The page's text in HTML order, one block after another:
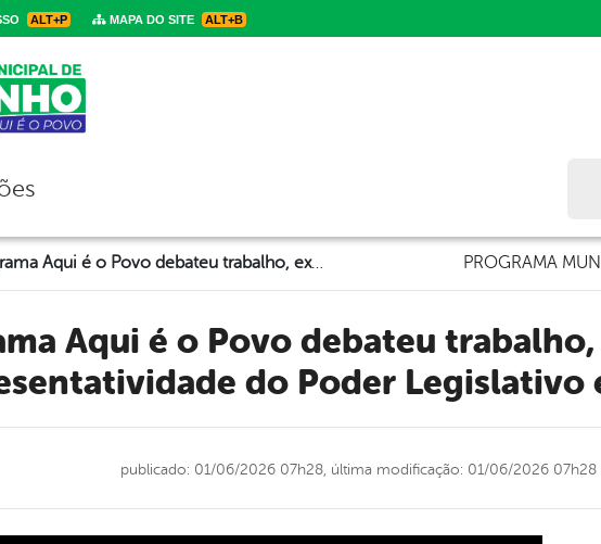
ALT+P MAPA DO SITE ALT+B
Programa Aqui é o Povo debateu trabalho, experiência e representatividade do Poder Legislativo em Brejinho PROGRAMA
do Poder Legislativo
publicado: 01/06/2026 07h28, última modificação: 01/06/2026 07h28